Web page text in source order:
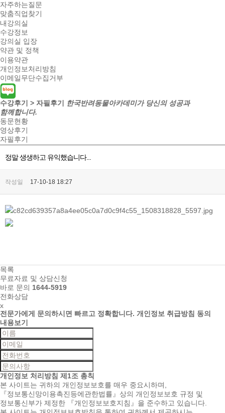
자주하는질문
맞춤직업찾기
내강의실
수강정보
강의실 입장
약관 및 정책
이용약관
개인정보처리방침
이메일무단수집거부
수강후기 > 자필후기
한국반려동물아카데미가 당신의 성공과
함께합니다.
동문현황
영상후기
자필후기
정말 생생하고 유익했습니다...
작성일 17-10-18 18:27
목록
무료자료 및 상담신청
바로 문의 1644-5919
전화상담
x
전문가에게 문의하시면 빠르고 정확합니다. 개인정보 취급방침 동의
내용보기
개인정보 처리방침 제1조 총칙
본 사이트는 귀하의 개인정보보호를 매우 중요시하며,
『정보통신망이용촉진등에관한법률』상의 개인정보보호 규정 및
정보통신부가 제정한 『개인정보보호지침』을 준수하고 있습니다.